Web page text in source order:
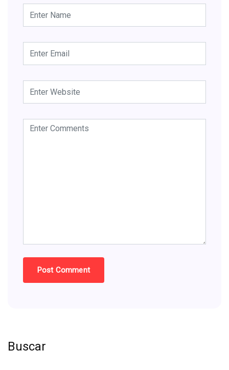
Buscar